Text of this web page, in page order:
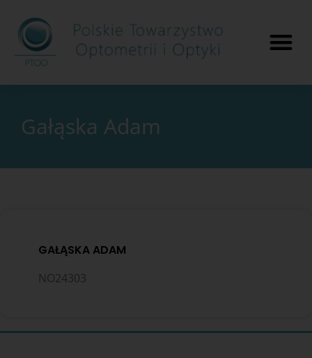
Gałąska Adam
GAŁĄSKA ADAM
NO24303